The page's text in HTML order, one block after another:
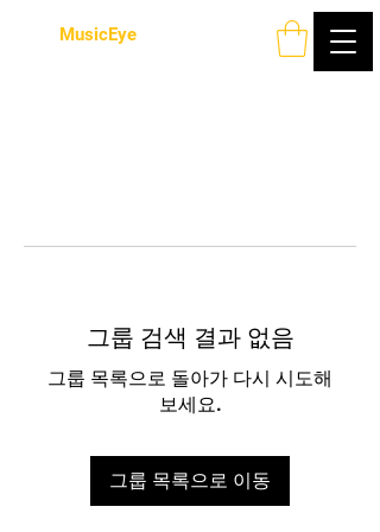
MusicEye
그룹 검색 결과 없음
그룹 목록으로 돌아가 다시 시도해
보세요.
그룹 목록으로 이동